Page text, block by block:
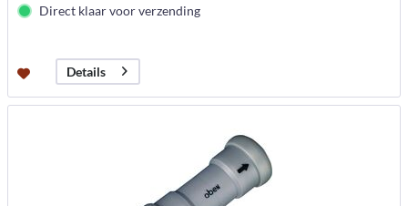
Direct klaar voor verzending
Details